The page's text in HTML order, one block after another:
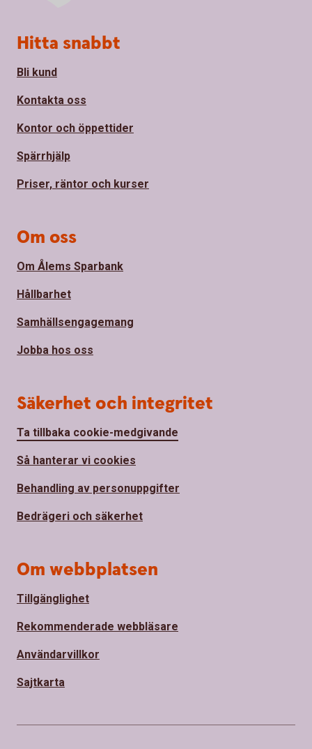
Sidfot
Hitta snabbt
Bli kund
Kontakta oss
Kontor och öppettider
Spärrhjälp
Priser, räntor och kurser
Om oss
Om Ålems Sparbank
Hållbarhet
Samhällsengagemang
Jobba hos oss
Säkerhet och integritet
Ta tillbaka cookie-medgivande
Så hanterar vi cookies
Behandling av personuppgifter
Bedrägeri och säkerhet
Om webbplatsen
Tillgänglighet
Rekommenderade webbläsare
Användarvillkor
Sajtkarta